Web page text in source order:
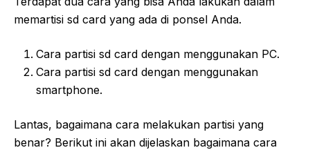
memartisi sd card yang ada di ponsel Anda.
Cara partisi sd card dengan menggunakan PC.
Cara partisi sd card dengan menggunakan
smartphone.
Lantas, bagaimana cara melakukan partisi yang
benar? Berikut ini akan dijelaskan bagaimana cara